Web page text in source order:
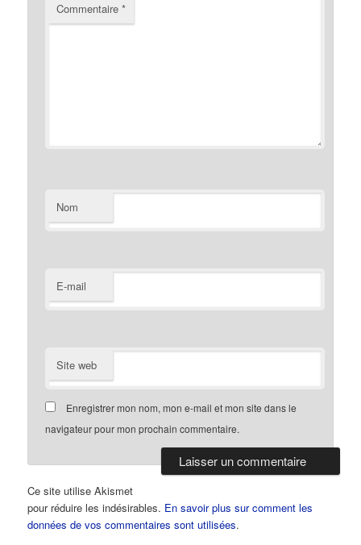
Commentaire*
Nom
E-mail
Site web
Enregistrer mon nom, mon e-mail et mon site dans le
navigateur pour mon prochain commentaire.
Ce site utilise Akismet
pour réduire les indésirables. En savoir plus sur comment les
données de vos commentaires sont utilisées.